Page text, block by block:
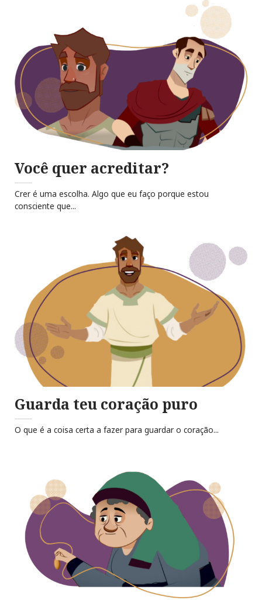
Você quer acreditar?
Crer é uma escolha. Algo que eu faço porque estou
consciente que...
Guarda teu coração puro
O que é a coisa certa a fazer para guardar o coração...